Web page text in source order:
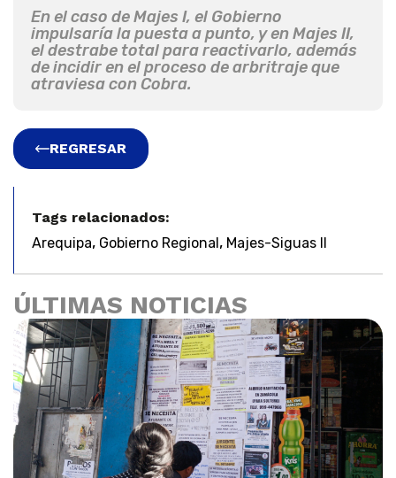
En el caso de Majes I, el Gobierno
impulsaría la puesta a punto, y en Majes II,
el destrabe total para reactivarlo, además
de incidir en el proceso de arbritraje que
atraviesa con Cobra.
REGRESAR
Tags relacionados:
Arequipa, Gobierno Regional , Majes-Siguas II
ÚLTIMAS NOTICIAS